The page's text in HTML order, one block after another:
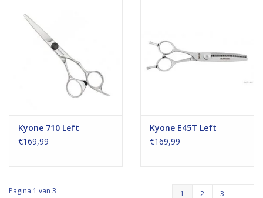
Kyone 710 Left
€169,99
Kyone E45T Left
€169,99
Pagina 1 van 3 1 2 3